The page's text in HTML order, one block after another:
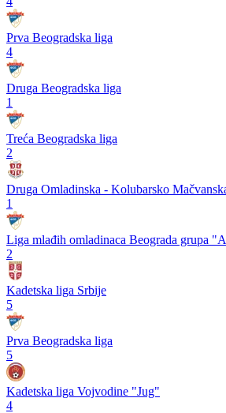
Prva Beogradska liga
4
Druga Beogradska liga
1
Treća Beogradska liga
2
Druga Omladinska - Kolubarsko
1
Liga mlađih omladinaca Beograda grupa
2
Kadetska liga Srbije
5
Prva Beogradska liga
5
Kadetska liga Vojvodine "Jug"
4